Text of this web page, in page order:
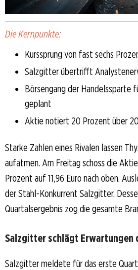
Die Kernpunkte:
Kurssprung von fast sechs
Salzgitter übertrifft
Börsengang der Handelssparte
geplant
Aktie notiert 20 Prozent über
Starke Zahlen eines Rivalen lassen
aufatmen. Am Freitag schoss die
Prozent auf 11,96 Euro nach oben.
der Stahl-Konkurrent Salzgitter.
Quartalsergebnis zog die gesamte
Salzgitter schlägt Erwartungen
Salzgitter meldete für das erste